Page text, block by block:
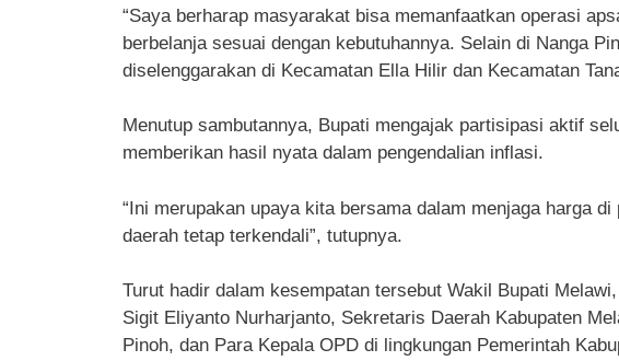
“Saya berharap masyarakat bisa memanfaatkan operasi
berbelanja sesuai dengan kebutuhannya. Selain di Nanga
diselenggarakan di Kecamatan Ella Hilir dan Kecamatan
Menutup sambutannya, Bupati mengajak partisipasi aktif
memberikan hasil nyata dalam pengendalian inflasi.
“Ini merupakan upaya kita bersama dalam menjaga harga
daerah tetap terkendali”, tutupnya.
Turut hadir dalam kesempatan tersebut Wakil Bupati
Sigit Eliyanto Nurharjanto, Sekretaris Daerah Kabupaten
Pinoh, dan Para Kepala OPD di lingkungan Pemerintah